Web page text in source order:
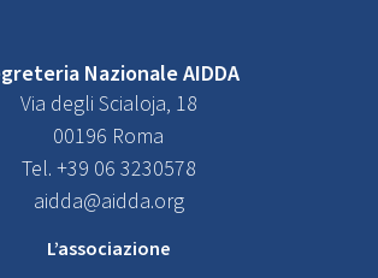
Nazionale AIDDA
Via degli Scialoja, 18
00196 Roma
Tel. +39 06 3230578
aidda@aidda.org
L’associazione